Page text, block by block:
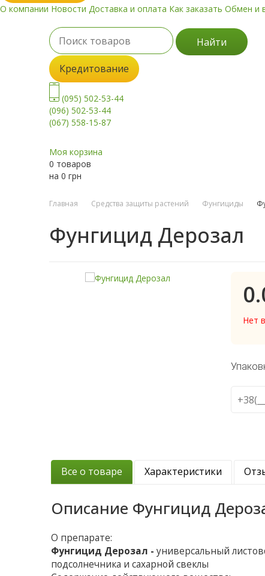
О компании Новости Доставка и оплата Как заказать Обмен и
Найти
Кредитование
(095) 502-53-44
(096) 502-53-44
(067) 558-15-87
Моя корзина
0 товаров
на 0 грн
Главная Средства защиты растений Фунгициды
Фунгицид Дерозал
Нет
Все о товаре Характеристики
Описание Фунгицид
О препарате:
Фунгицид Дерозал - универсальный
подсолнечника и сахарной свеклы